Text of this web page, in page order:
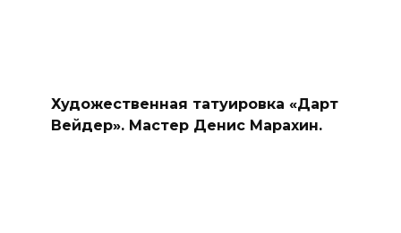
Художественная татуировка «Дарт
Вейдер». Мастер Денис Марахин.